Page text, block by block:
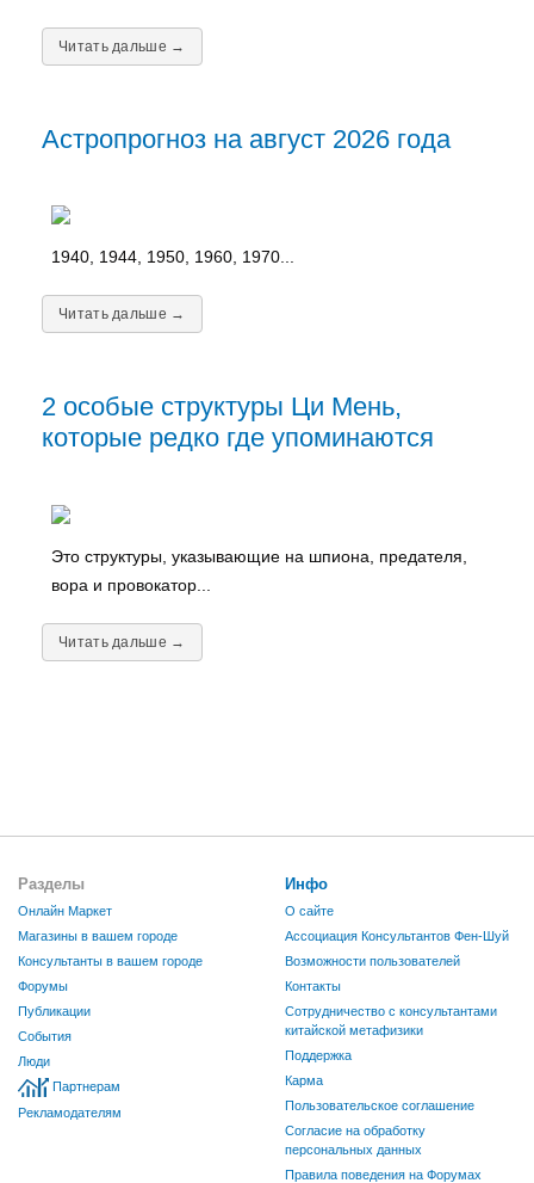
Читать дальше →
Астропрогноз на август 2026 года
1940, 1944, 1950, 1960, 1970...
Читать дальше →
2 особые структуры Ци Мень,
которые редко где упоминаются
Это структуры, указывающие на шпиона, предателя,
вора и провокатор...
Читать дальше →
Разделы
Онлайн Маркет
Магазины в вашем городе
Консультанты в вашем городе
Форумы
Публикации
События
Люди
Партнерам
Рекламодателям
Инфо
О сайте
Ассоциация Консультантов Фен-Шуй
Возможности пользователей
Контакты
Сотрудничество с консультантами
китайской метафизики
Поддержка
Карма
Пользовательское соглашение
Согласие на обработку
персональных данных
Правила поведения на Форумах